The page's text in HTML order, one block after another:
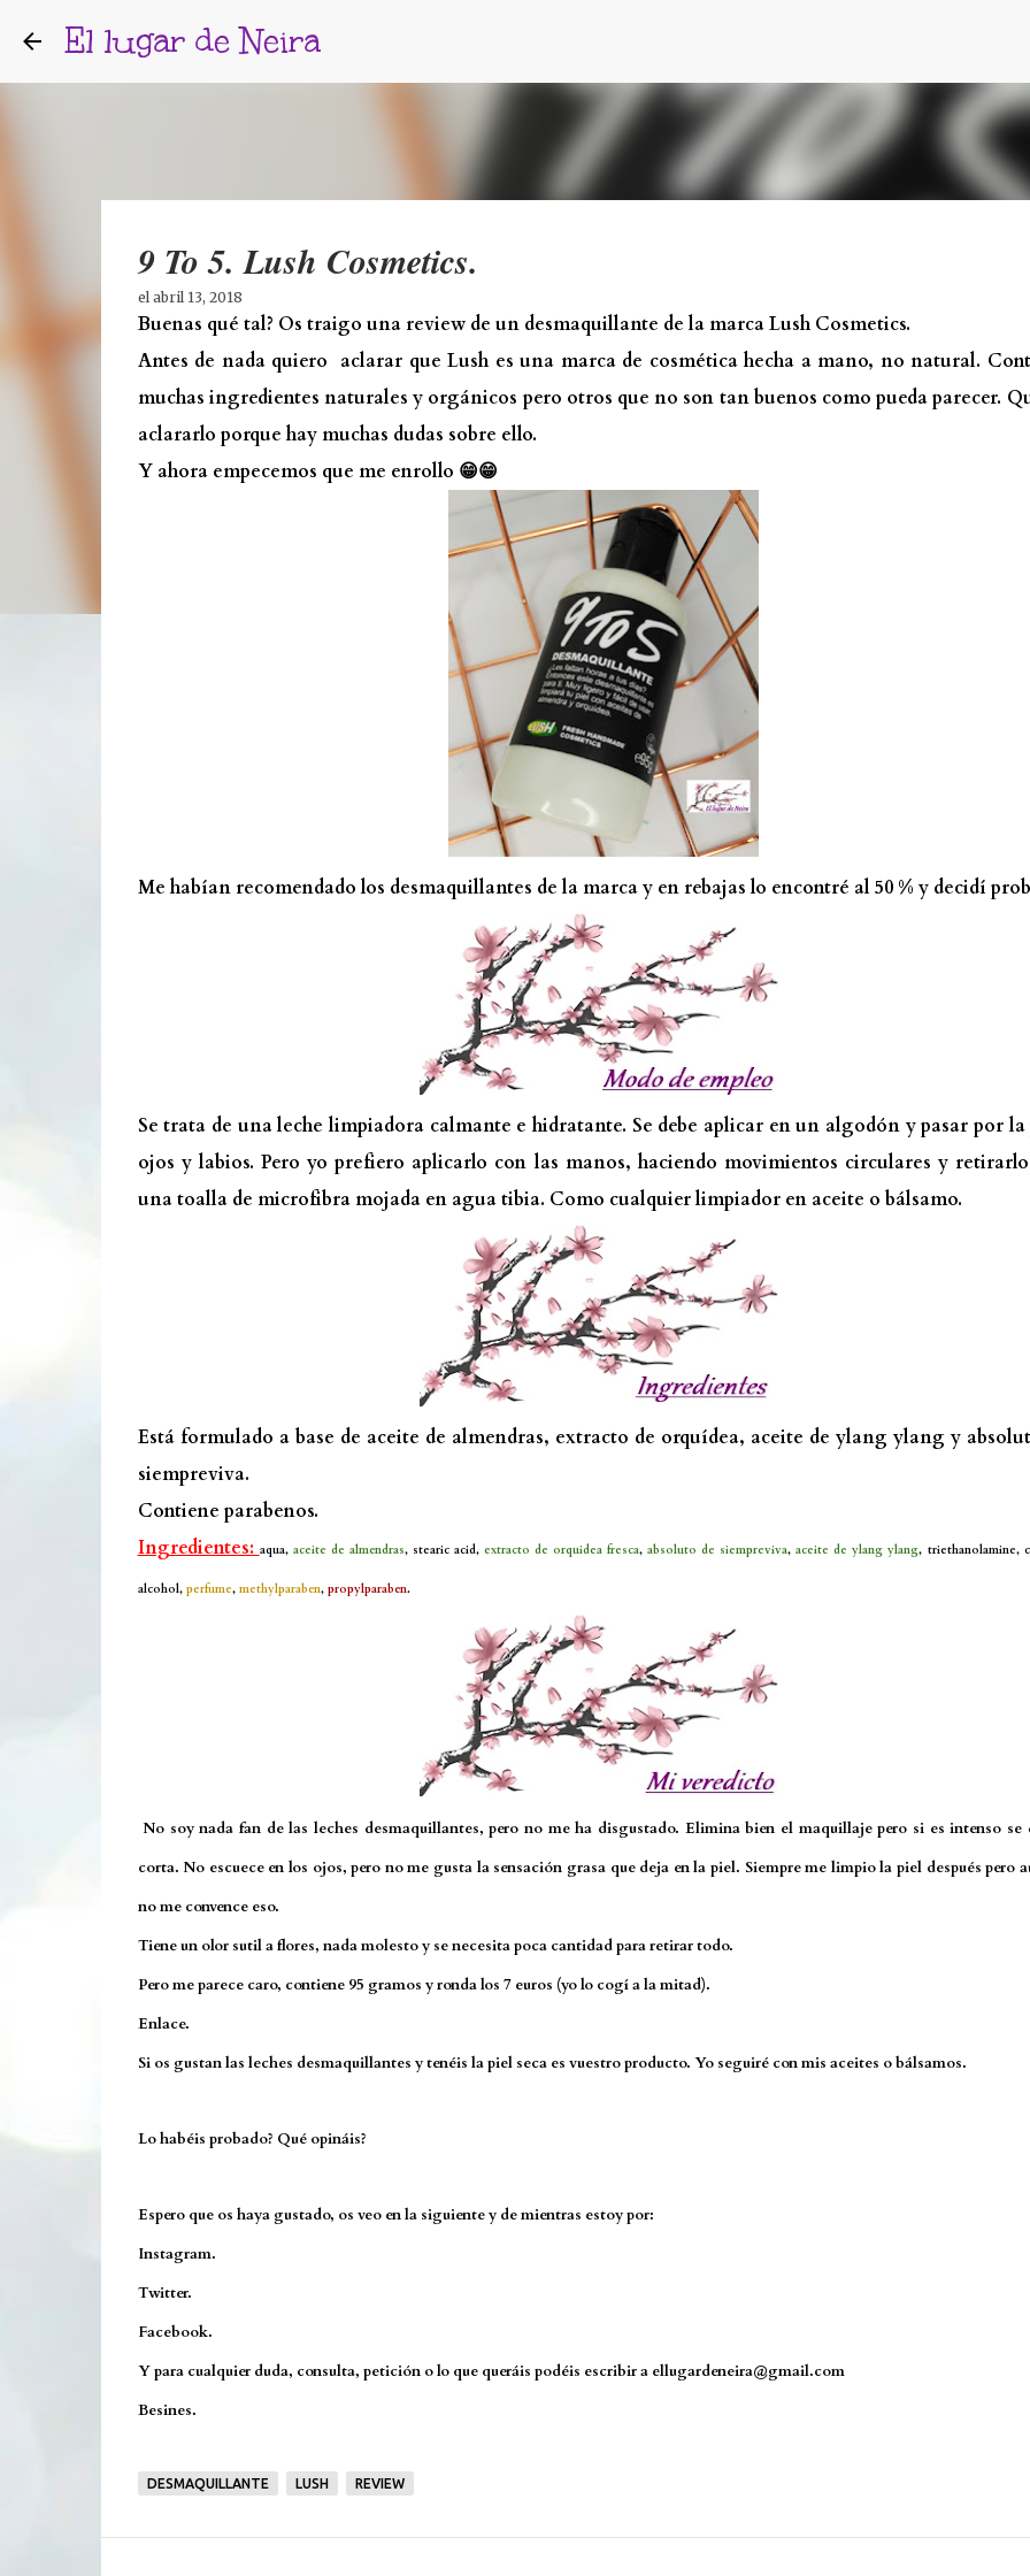
El lugar de Neira
9 To 5. Lush Cosmetics.
el abril 13, 2018
Buenas qué tal? Os traigo una review de un desmaquillante de la marca Lush Cosmetics.
Antes de nada quiero aclarar que Lush es una marca de cosmética hecha a mano, no natural.
muchas ingredientes naturales y orgánicos pero otros que no son tan buenos como pueda parecer.
aclararlo porque hay muchas dudas sobre ello.
Y ahora empecemos que me enrollo 😁😁
Me habían recomendado los desmaquillantes de la marca y en rebajas lo encontré al 50 % y decidí
Se trata de una leche limpiadora calmante e hidratante. Se debe aplicar en un algodón y pasar por la
ojos y labios. Pero yo prefiero aplicarlo con las manos, haciendo movimientos circulares y
una toalla de microfibra mojada en agua tibia. Como cualquier limpiador en aceite o bálsamo.
Está formulado a base de aceite de almendras, extracto de orquídea, aceite de ylang ylang y
siempreviva.
Contiene parabenos.
Ingredientes: aqua, aceite de almendras, stearic acid, extracto de orquidea fresca,absoluto de siempreviva,aceite de ylang ylang, triethanolamine,
alcohol, perfume, methylparaben, propylparaben.
No soy nada fan de las leches desmaquillantes, pero no me ha disgustado. Elimina bien el maquillaje pero si es intenso se
corta. No escuece en los ojos, pero no me gusta la sensación grasa que deja en la piel. Siempre me limpio la piel después pero
no me convence eso.
Tiene un olor sutil a flores, nada molesto y se necesita poca cantidad para retirar todo.
Pero me parece caro, contiene 95 gramos y ronda los 7 euros (yo lo cogí a la mitad).
Enlace.
Si os gustan las leches desmaquillantes y tenéis la piel seca es vuestro producto. Yo seguiré con mis aceites o bálsamos.
Lo habéis probado? Qué opináis?
Espero que os haya gustado, os veo en la siguiente y de mientras estoy por:
Instagram.
Twitter.
Facebook.
Y para cualquier duda, consulta, petición o lo que queráis podéis escribir a ellugardeneira@gmail.com
Besines.
DESMAQUILLANTE LUSH REVIEW